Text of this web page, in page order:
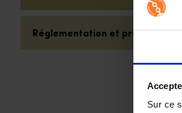
Sur ce
Réglementation et prescription